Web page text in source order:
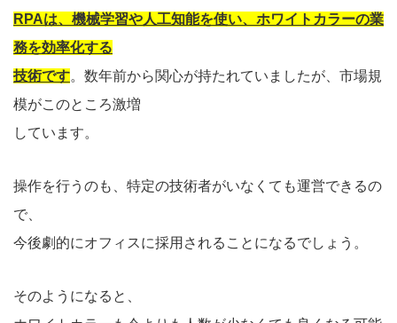
RPAは、機械学習や人工知能を使い、ホワイトカラーの業
務を効率化する
技術です。数年前から関心が持たれていましたが、市場規
模がこのところ激増
しています。
操作を行うのも、特定の技術者がいなくても運営できるの
で、
今後劇的にオフィスに採用されることになるでしょう。
そのようになると、